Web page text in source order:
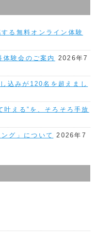
る無料オンライン体験
体験会のご案内
2026年7
込みが120名を超えまし
叶える”を、そろそろ手放
グ」について
2026年7